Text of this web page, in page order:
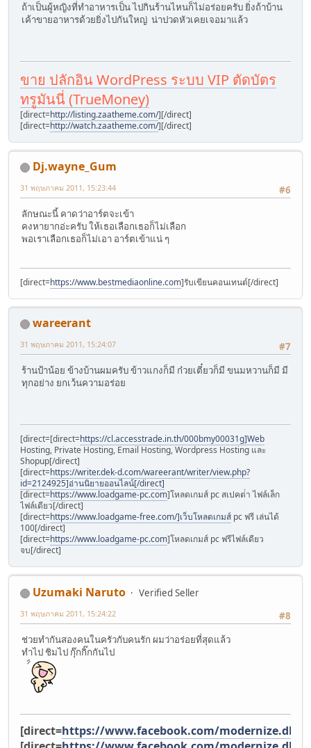
ถ้าเป็นผู้หญิงที่ทำอาหารเป็น ไปกินร้านไหนก็ไม่อร่อยครับ ยิ่งถ้าบ้าน
เค้าขายอาหารด้วยยิ่งไปกันใหญ่ น่าปวดหัวเคยเจอมาแล้ว
ขาย ปลักอิน WordPress ระบบ VIP ตัดบัตร
ทรูมันนี่ (TrueMoney)
[direct=http://listing.zaatheme.com/][/direct]
[direct=http://watch.zaatheme.com/][/direct]
Dj.wayne_Gum
#6
31 พฤษภาคม 2011, 15:23:44
ลักษณะนี้ คาดว่าอาร์ตจะเข้า
คงหายากอ่ะครับ ให้เธอเลือกเธอก็ไม่เลือก
พอเราเลือกเธอก็ไม่เอา อาร์ตเข้าแน่ ๆ
[direct=https://www.bestmediaonline.com]รับเขียนคอนเทนต์[/direct]
wareerant
#7
31 พฤษภาคม 2011, 15:24:07
ร้านป้าน้อย ข้างบ้านผมครับ ข้าวแกงก็มี ก๋วยเตี๋ยวก็มี ขนมหวานก็มี มี
ทุกอย่าง ยกเว้นความอร่อย
[direct=[direct=https://cl.accesstrade.in.th/000bmy00031g]Web
Hosting, Private Hosting, Email Hosting, Wordpress Hosting และ
Shopup[/direct]
[direct=https://writer.dek-d.com/wareerant/writer/view.php?
id=2124925]อ่านนิยายออนไลน์[/direct]
[direct=https://www.loadgame-pc.com]โหลดเกมส์ pc สเปคต่ํา ไฟล์เล็ก
ไฟล์เดียว[/direct]
[direct=https://www.loadgame-free.com/]เว็บโหลดเกมส์ pc ฟรี เล่นได้
100[/direct]
[direct=https://www.loadgame-pc.com]โหลดเกมส์ pc ฟรีไฟล์เดียว
จบ[/direct]
Uzumaki Naruto
Verified Seller
#8
31 พฤษภาคม 2011, 15:24:22
ช่วยทำกันสองคนในครัวกับคนรัก ผมว่าอร่อยที่สุดแล้ว
ทำไป ชิมไป กุ๊กกิ๊กกันไป
[direct=https://www.facebook.com/